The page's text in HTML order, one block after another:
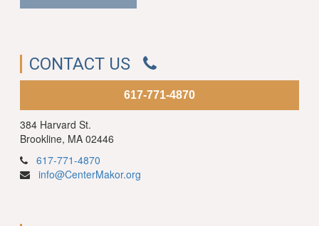
CONTACT US
617-771-4870
384 Harvard St.
Brookline, MA 02446
617-771-4870
info@CenterMakor.org